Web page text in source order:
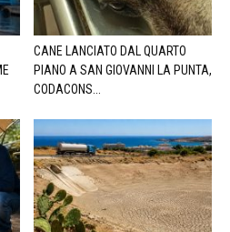
CANE LANCIATO DAL QUARTO
PIANO A SAN GIOVANNI LA PUNTA,
CODACONS...